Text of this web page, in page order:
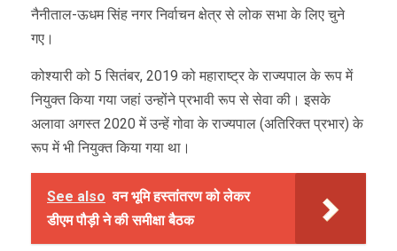
नैनीताल-ऊधम सिंह नगर निर्वाचन क्षेत्र से लोक सभा के लिए चुने
गए।
कोश्यारी को 5 सितंबर, 2019 को महाराष्ट्र के राज्यपाल के रूप में
नियुक्त किया गया जहां उन्होंने प्रभावी रूप से सेवा की। इसके
अलावा अगस्त 2020 में उन्हें गोवा के राज्यपाल (अतिरिक्त प्रभार) के
रूप में भी नियुक्त किया गया था।
See also वन भूमि हस्तांतरण को लेकर
डीएम पौड़ी ने की समीक्षा बैठक